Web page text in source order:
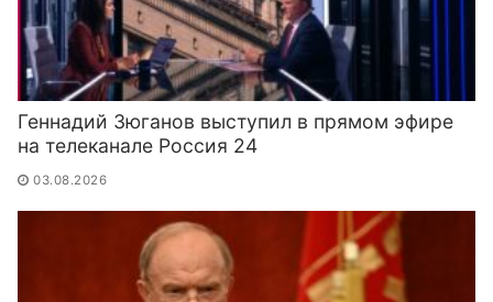
Геннадий Зюганов выступил в прямом эфире
на телеканале Россия 24
03.08.2026